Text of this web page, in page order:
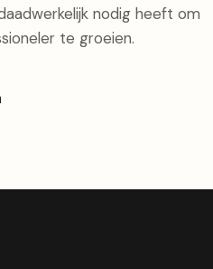
nodig heeft om
te groeien.